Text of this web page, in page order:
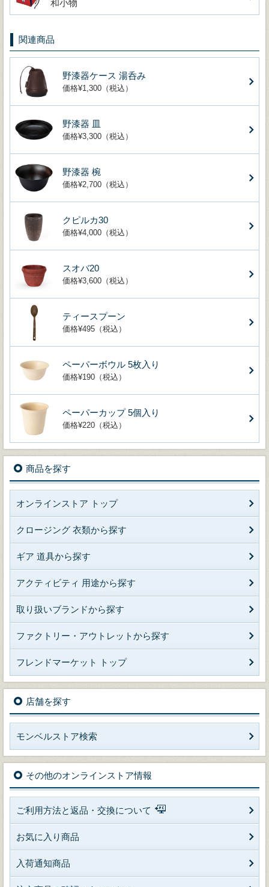
和小物
関連商品
野漆器ケース 湯呑み
価格¥1,300（税込）
野漆器 皿
価格¥3,300（税込）
野漆器 椀
価格¥2,700（税込）
クピルカ30
価格¥4,000（税込）
スオバ20
価格¥3,600（税込）
ティースプーン
価格¥495（税込）
ペーパーボウル 5枚入り
価格¥190（税込）
ペーパーカップ 5個入り
価格¥220（税込）
商品を探す
オンラインストア トップ
クロージング 衣類から探す
ギア 道具から探す
アクティビティ 用途から探す
取り扱いブランドから探す
ファクトリー・アウトレットから探す
フレンドマーケット トップ
店舗を探す
モンベルストア検索
その他のオンラインストア情報
ご利用方法と返品・交換について
お気に入り商品
入荷通知商品